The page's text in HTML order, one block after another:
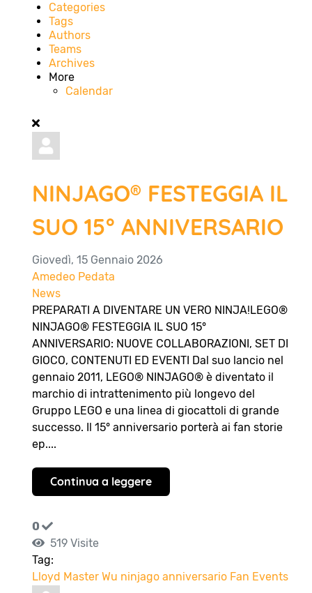
Categories
Tags
Authors
Teams
Archives
More
Calendar
NINJAGO® FESTEGGIA IL
SUO 15° ANNIVERSARIO
Giovedì, 15 Gennaio 2026
Amedeo Pedata
News
PREPARATI A DIVENTARE UN VERO NINJA!LEGO®
NINJAGO® FESTEGGIA IL SUO 15°
ANNIVERSARIO: NUOVE COLLABORAZIONI, SET DI
GIOCO, CONTENUTI ED EVENTI Dal suo lancio nel
gennaio 2011, LEGO® NINJAGO® è diventato il
marchio di intrattenimento più longevo del
Gruppo LEGO e una linea di giocattoli di grande
successo. Il 15° anniversario porterà ai fan storie
ep....
Continua a leggere
0
519 Visite
Tag:
Lloyd Master Wu ninjago anniversario Fan Events